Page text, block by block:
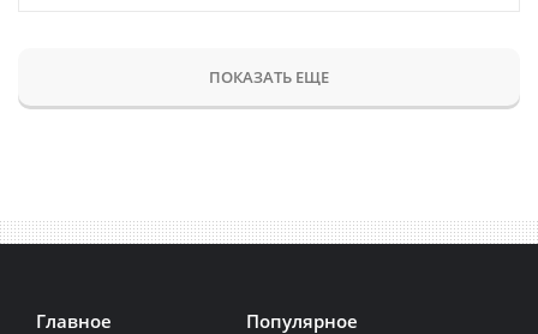
ПОКАЗАТЬ ЕЩЕ
Главное Популярное